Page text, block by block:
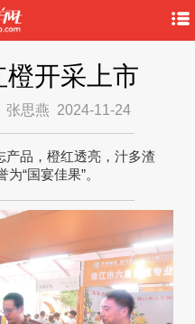
橙开采上市
张思燕 2024-11-24
产品，橙红透亮，汁多渣
“国宴佳果”。